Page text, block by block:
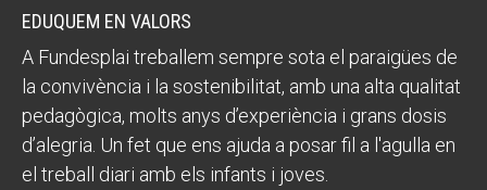
EDUQUEM EN VALORS
A Fundesplai treballem sempre sota el paraigües de
la convivència i la sostenibilitat, amb una alta qualitat
pedagògica, molts anys d’experiència i grans dosis
d’alegria. Un fet que ens ajuda a posar fil a l'agulla en
el treball diari amb els infants i joves.